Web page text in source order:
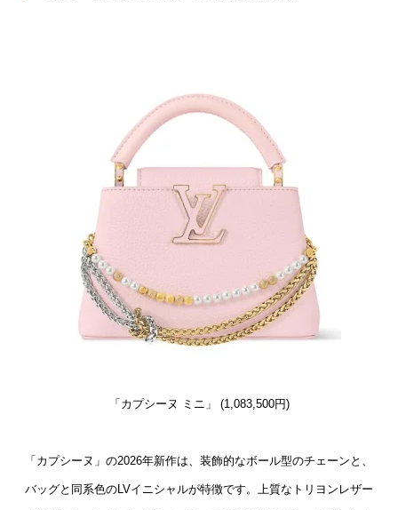
「カプシーヌ ミニ」 (1,083,500円)
「カプシーヌ」の2026年新作は、装飾的なボール型のチェーンと、
バッグと同系色のLVイニシャルが特徴です。上質なトリヨンレザー